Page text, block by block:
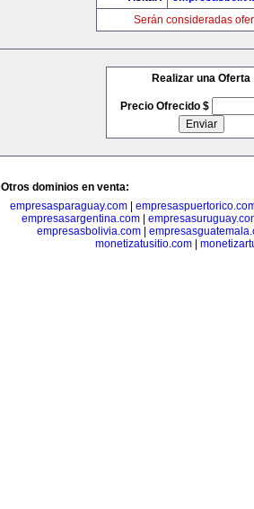
Serán consideradas
Realizar una Oferta
Precio Ofrecido $
Otros dominios en venta:
empresasparaguay.com|
empresasargentina.com|
empresasbolivia.com
monetizatusitio.com